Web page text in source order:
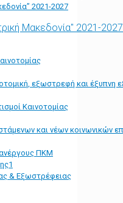
2021-2027
Μακεδονία" 2021-2027
εξωστρεφή και έξυπνη
Καινοτομίας
και νέων κοινωνικών
ΠΚΜ
& Εξωστρέφειας